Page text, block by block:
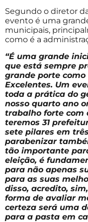
Segundo o diretor
evento é uma
municipais,
como é a
“É uma grande
que está sempre
grande porte como
Excelentes. Um
toda a prática do
nosso quarto ano
trabalho forte com
teremos 31
sete pilares em
parabenizar
tão importante
eleição, é
para não apenas
para as suas
disso, acredito,
forma de avaliar
certeza será uma
para a pasta em